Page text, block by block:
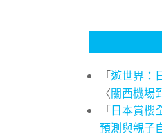
「遊世界：
〈關西機場
「日本賞櫻
預測與親子